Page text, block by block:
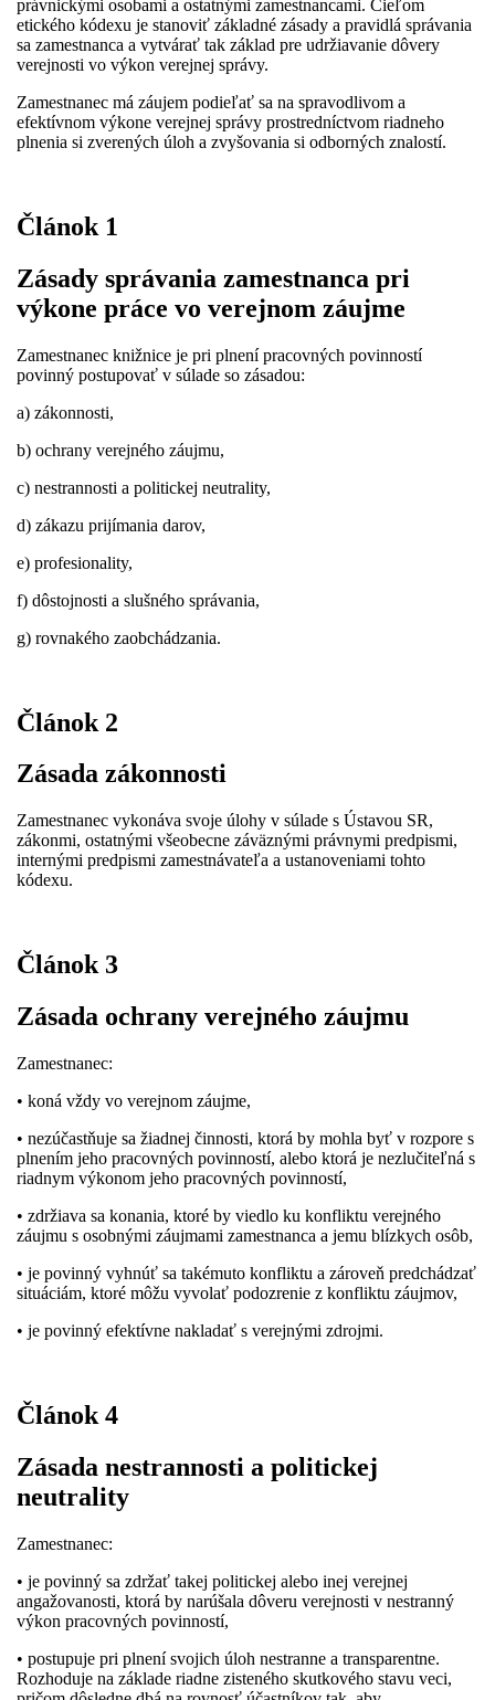
právnickými osobami a ostatnými zamestnancami. Cieľom
etického kódexu je stanoviť základné zásady a pravidlá správania
sa zamestnanca a vytvárať tak základ pre udržiavanie dôvery
verejnosti vo výkon verejnej správy.
Zamestnanec má záujem podieľať sa na spravodlivom a
efektívnom výkone verejnej správy prostredníctvom riadneho
plnenia si zverených úloh a zvyšovania si odborných znalostí.
Článok 1
Zásady správania zamestnanca pri
výkone práce vo verejnom záujme
Zamestnanec knižnice je pri plnení pracovných povinností
povinný postupovať v súlade so zásadou:
a) zákonnosti,
b) ochrany verejného záujmu,
c) nestrannosti a politickej neutrality,
d) zákazu prijímania darov,
e) profesionality,
f) dôstojnosti a slušného správania,
g) rovnakého zaobchádzania.
Článok 2
Zásada zákonnosti
Zamestnanec vykonáva svoje úlohy v súlade s Ústavou SR,
zákonmi, ostatnými všeobecne záväznými právnymi predpismi,
internými predpismi zamestnávateľa a ustanoveniami tohto
kódexu.
Článok 3
Zásada ochrany verejného záujmu
Zamestnanec:
• koná vždy vo verejnom záujme,
• nezúčastňuje sa žiadnej činnosti, ktorá by mohla byť v rozpore s
plnením jeho pracovných povinností, alebo ktorá je nezlučiteľná s
riadnym výkonom jeho pracovných povinností,
• zdržiava sa konania, ktoré by viedlo ku konfliktu verejného
záujmu s osobnými záujmami zamestnanca a jemu blízkych osôb,
• je povinný vyhnúť sa takémuto konfliktu a zároveň predchádzať
situáciám, ktoré môžu vyvolať podozrenie z konfliktu záujmov,
• je povinný efektívne nakladať s verejnými zdrojmi.
Článok 4
Zásada nestrannosti a politickej
neutrality
Zamestnanec:
• je povinný sa zdržať takej politickej alebo inej verejnej
angažovanosti, ktorá by narúšala dôveru verejnosti v nestranný
výkon pracovných povinností,
• postupuje pri plnení svojich úloh nestranne a transparentne.
Rozhoduje na základe riadne zisteného skutkového stavu veci,